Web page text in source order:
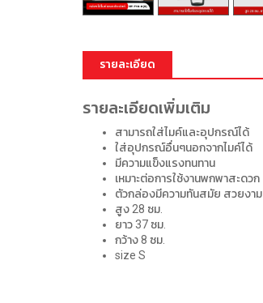
รายละเอียด
รายละเอียดเพิ่มเติม
สามารถใส่ไมค์และอุปกรณ์ได้
ใส่อุปกรณ์อื่นๆนอกจากไมค์ได้
มีความแข็งแรงทนทาน
เหมาะต่อการใช้งานพกพาสะดวก
ตัวกล่องมีความทันสมัย สวยงาม
สูง 28 ซม.
ยาว 37 ซม.
กว้าง 8 ซม.
size S